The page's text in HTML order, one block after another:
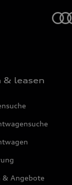
& leasen
& Angebote